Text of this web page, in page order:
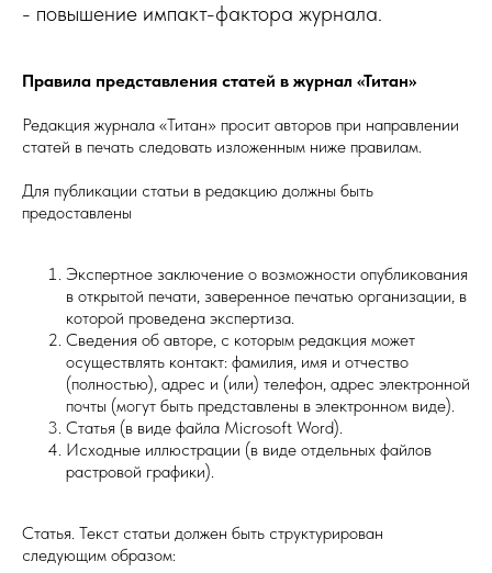
- повышение импакт-фактора журнала.
Правила представления статей в журнал «Титан»
Редакция журнала «Титан» просит авторов при направлении
статей в печать следовать изложенным ниже правилам.
Для публикации статьи в редакцию должны быть
предоставлены
Экспертное заключение о возможности опубликования
в открытой печати, заверенное печатью организации, в
которой проведена экспертиза.
Сведения об авторе, с которым редакция может
осуществлять контакт: фамилия, имя и отчество
(полностью), адрес и (или) телефон, адрес электронной
почты (могут быть представлены в электронном виде).
Статья (в виде файла Microsoft Word).
Исходные иллюстрации (в виде отдельных файлов
растровой графики).
Статья. Текст статьи должен быть структурирован
следующим образом: